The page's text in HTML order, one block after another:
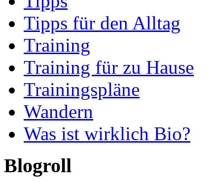
Tipps für den Alltag
Training
Training für zu Hause
Trainingspläne
Wandern
Was ist wirklich Bio?
Blogroll